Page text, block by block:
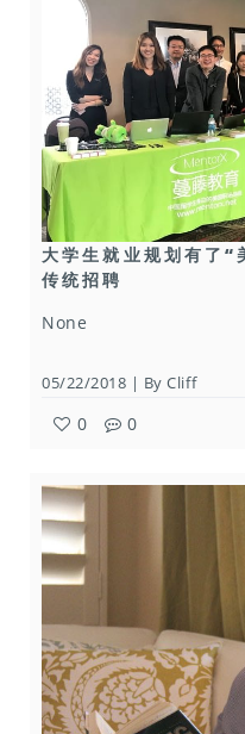
大学生就业规划有了“
传统招聘
None
05/22/2018 | By Cliff
0 0